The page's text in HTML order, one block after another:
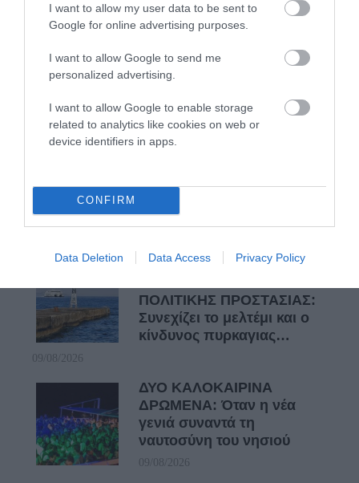
I want to allow my user data to be sent to
Google for online advertising purposes.
I want to allow Google to send me
personalized advertising.
I want to allow Google to enable storage
related to analytics like cookies on web or
device identifiers in apps.
CONFIRM
Data Deletion Data Access Privacy Policy
ΦΕΣΤΙΒΑΛ ΑΝΔΡΟΥ: Ένα βαθυστόχαστο έργο του
Πρόσφατα Άρθρα
ΑΝΑΚΟΙΝΩΣΕΙΣ
ΠΟΛΙΤΙΚΗΣ ΠΡΟΣΤΑΣΙΑΣ:
Συνεχίζει το μελτέμι και ο
κίνδυνος πυρκαγιας…
09/08/2026
ΔΥΟ ΚΑΛΟΚΑΙΡΙΝΑ
ΔΡΩΜΕΝΑ: Όταν η νέα
γενιά συναντά τη
ναυτοσύνη του νησιού
09/08/2026